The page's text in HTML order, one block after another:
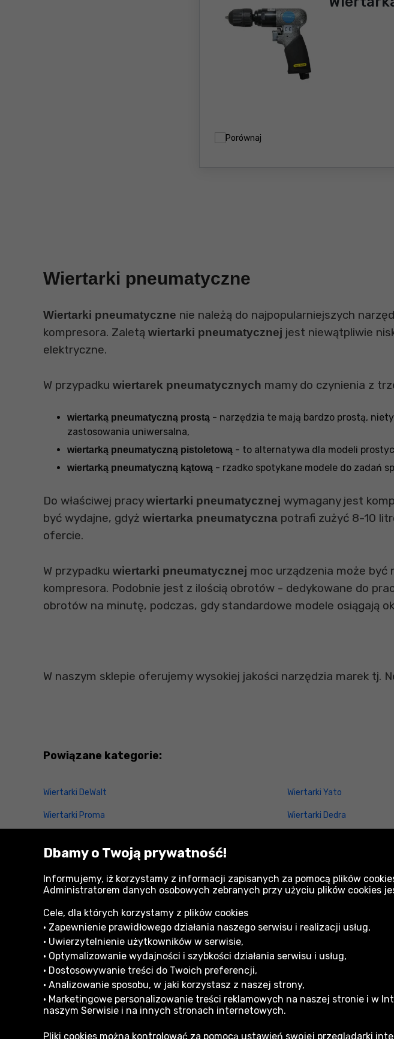
Porównaj
Wiertarki pneumatyczne
Wiertarki pneumatyczne nie należą do najpopularniejszych
kompresora. Zaletą wiertarki pneumatycznej jest niewątpliwie
elektryczne.
W przypadku wiertarek pneumatycznych mamy do czynienia z
wiertarką pneumatyczną prostą - narzędzia te mają bardzo prostą,
zastosowania uniwersalna,
wiertarką pneumatyczną pistoletową - to alternatywa dla modeli
wiertarką pneumatyczną kątową - rzadko spotykane modele do zadań
Do właściwej pracywiertarki pneumatycznej wymagany jest
być wydajne, gdyż wiertarka pneumatyczna potrafi zużyć 8-10
ofercie.
W przypadku wiertarki pneumatycznej moc urządzenia może
kompresora. Podobnie jest z ilością obrotów - dedykowane do
obrotów na minutę, podczas, gdy standardowe modele osiągają
W naszym sklepie oferujemy wysokiej jakości narzędzia marek tj.
Powiązane kategorie:
Wiertarki DeWalt
Wiertarki Proma
Wiertarki Bosch
Wiertarki Metabo
Wiertarki Yato
Wiertarki Dedra
Wiertarki Makita
Informacje dla Klienta
Formy płatności
Zakupy na raty
Reklamacja gwarancyjna
Regulamin sklepu
Dbamy o Twoją prywatność!
Informujemy, iż korzystamy z informacji zapisanych za pomocą plików
Administratorem danych osobowych zebranych przy użyciu plików cookies
Cele, dla których korzystamy z plików cookies
• Zapewnienie prawidłowego działania naszego serwisu i realizacji usług,
• Uwierzytelnienie użytkowników w serwisie,
• Optymalizowanie wydajności i szybkości działania serwisu i usług,
• Dostosowywanie treści do Twoich preferencji,
• Analizowanie sposobu, w jaki korzystasz z naszej strony,
• Marketingowe personalizowanie treści reklamowych na naszej stronie i w
naszym Serwisie i na innych stronach internetowych.
Pliki cookies można kontrolować za pomocą ustawień swojej przeglądarki